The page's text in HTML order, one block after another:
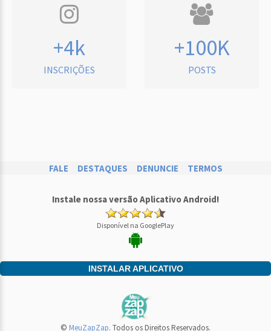
+4k
INSCRIÇÕES
+100K
POSTS
FALE DESTAQUES DENUNCIE TERMOS
Instale nossa versão Aplicativo Android!
Disponível na GooglePlay
INSTALAR APLICATIVO
© MeuZapZap. Todos os Direitos Reservados.